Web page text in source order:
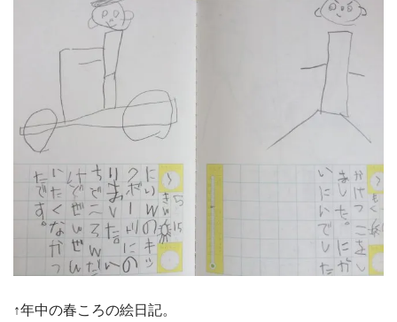
↑年中の春ころの絵日記。